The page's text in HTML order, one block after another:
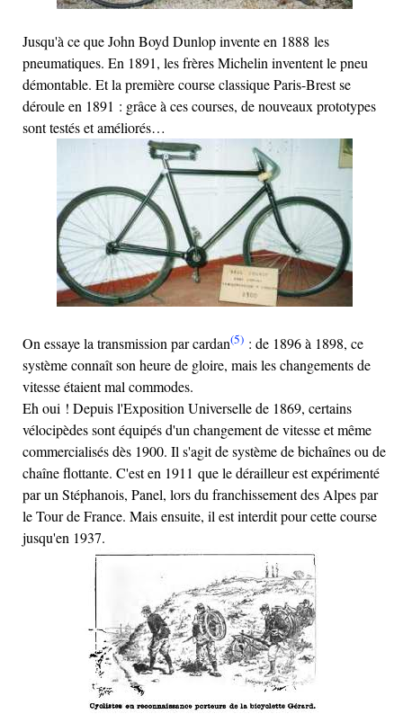
Jusqu'à ce que John Boyd Dunlop invente en 1888 les
pneumatiques. En 1891, les frères Michelin inventent le pneu
démontable. Et la première course classique Paris-Brest se
déroule en 1891 : grâce à ces courses, de nouveaux prototypes
sont testés et améliorés…
On essaye la transmission par cardan(5) : de 1896 à 1898, ce
système connaît son heure de gloire, mais les changements de
vitesse étaient mal commodes.
Eh oui ! Depuis l'Exposition Universelle de 1869, certains
vélocipèdes sont équipés d'un changement de vitesse et même
commercialisés dès 1900. Il s'agit de système de bichaînes ou de
chaîne flottante. C'est en 1911 que le dérailleur est expérimenté
par un Stéphanois, Panel, lors du franchissement des Alpes par
le Tour de France. Mais ensuite, il est interdit pour cette course
jusqu'en 1937.